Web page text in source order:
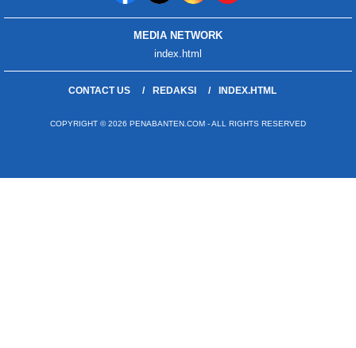
MEDIA NETWORK
index.html
CONTACT US REDAKSI INDEX.HTML
COPYRIGHT © 2026 PENABANTEN.COM - ALL RIGHTS RESERVED